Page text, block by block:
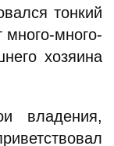
тонкий
много-много-
хозяина
владения,